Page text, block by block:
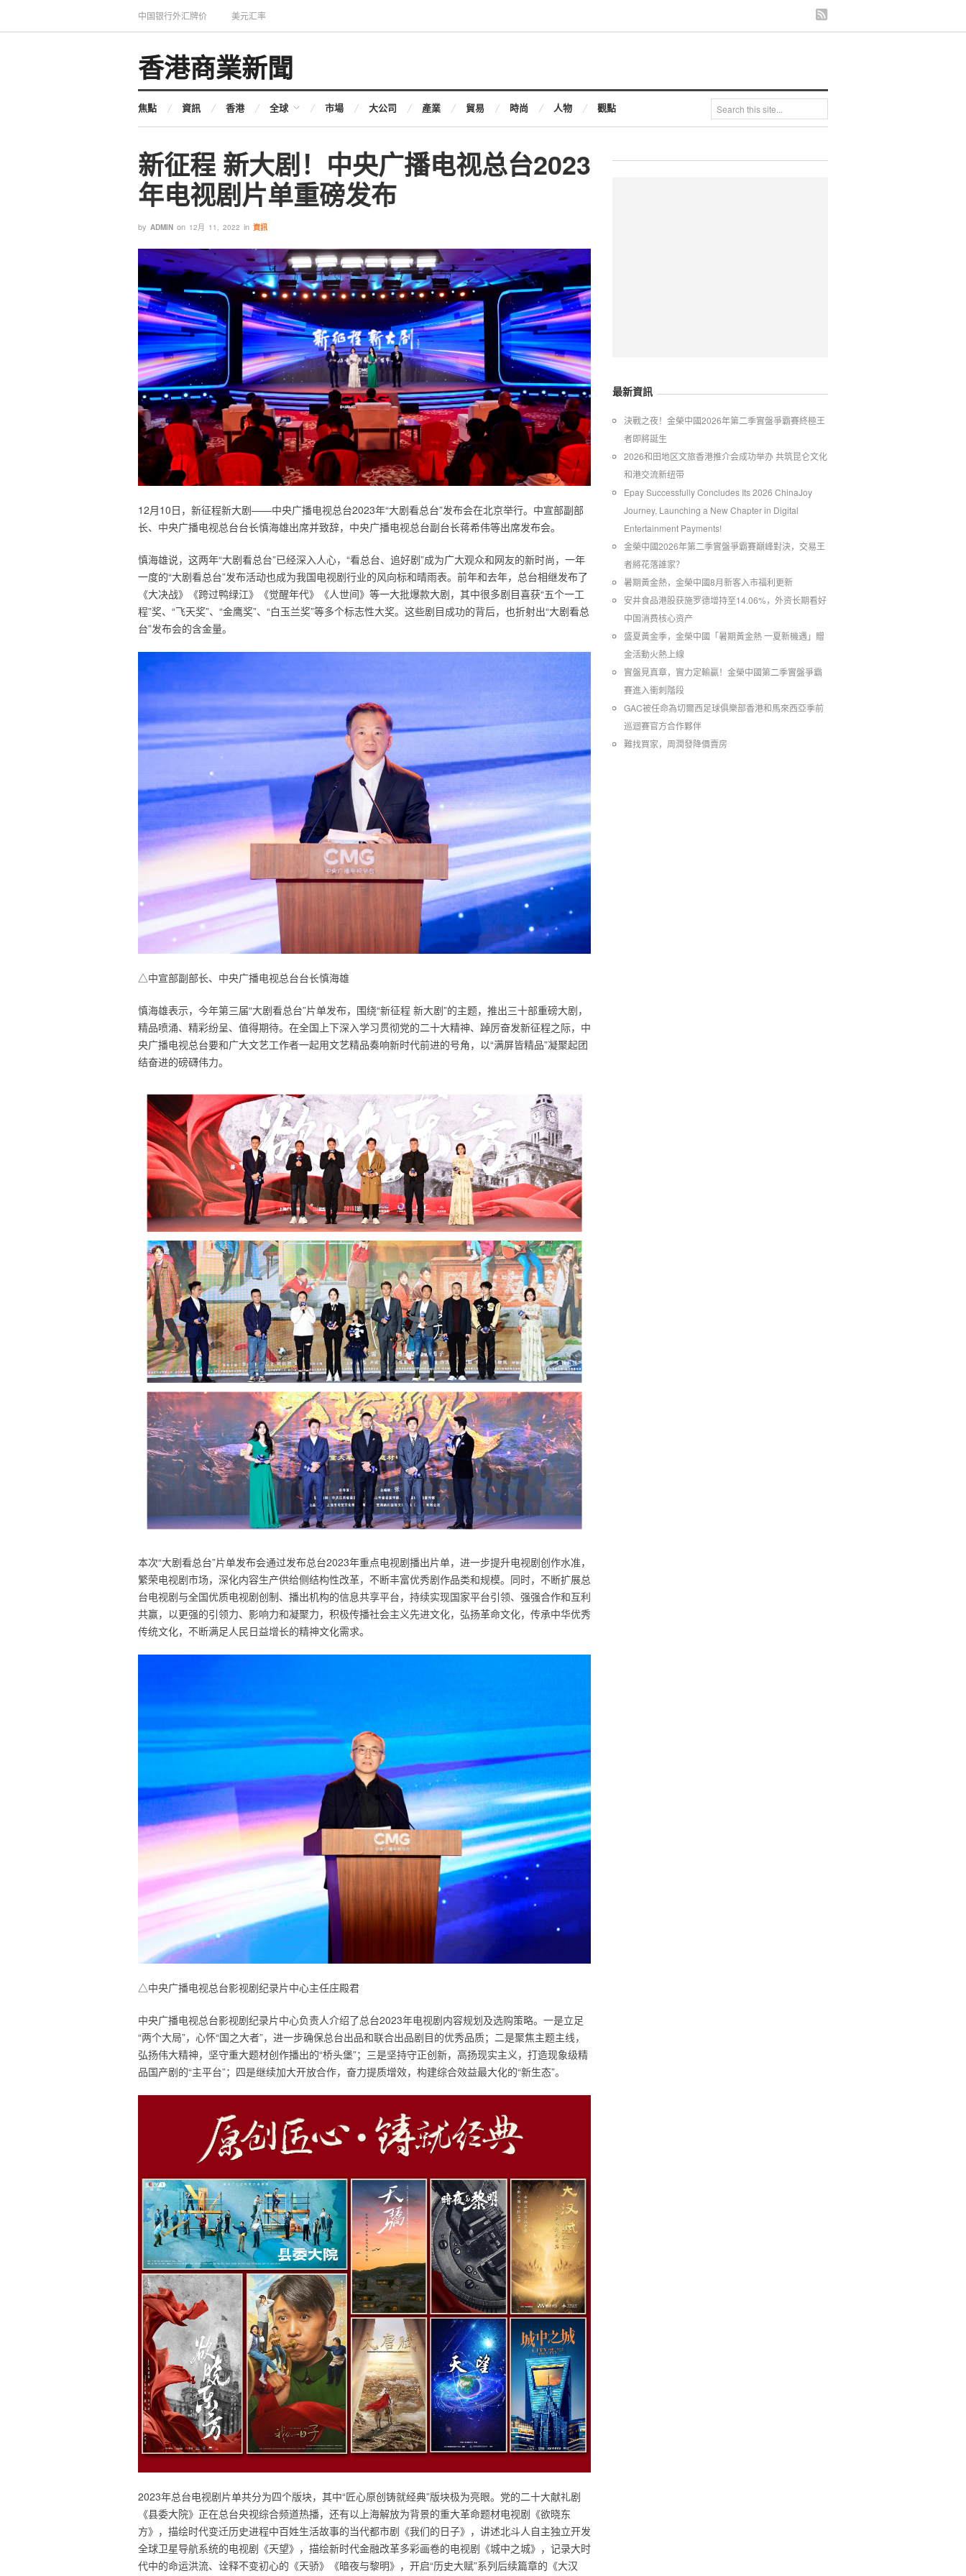
中国银行外汇牌价 美元汇率
香港商業新聞
焦點 資訊 香港 全球 市場 大公司 產業 貿易 時尚 人物 觀點
新征程 新大剧！中央广播电视总台2023
年电视剧片单重磅发布
by ADMIN on 12月 11, 2022 in 資訊
12月10日，新征程新大剧——中央广播电视总台2023年“大剧看总台”发布会在北京举行。中宣部副部
长、中央广播电视总台台长慎海雄出席并致辞，中央广播电视总台副台长蒋希伟等出席发布会。
慎海雄说，这两年“大剧看总台”已经深入人心，“看总台、追好剧”成为广大观众和网友的新时尚，一年
一度的“大剧看总台”发布活动也成为我国电视剧行业的风向标和晴雨表。前年和去年，总台相继发布了
《大决战》《跨过鸭绿江》《觉醒年代》《人世间》等一大批爆款大剧，其中很多剧目喜获“五个一工
程”奖、“飞天奖”、“金鹰奖”、“白玉兰奖”等多个标志性大奖。这些剧目成功的背后，也折射出“大剧看总
台”发布会的含金量。
△中宣部副部长、中央广播电视总台台长慎海雄
慎海雄表示，今年第三届“大剧看总台”片单发布，围绕“新征程 新大剧”的主题，推出三十部重磅大剧，
精品喷涌、精彩纷呈、值得期待。在全国上下深入学习贯彻党的二十大精神、踔厉奋发新征程之际，中
央广播电视总台要和广大文艺工作者一起用文艺精品奏响新时代前进的号角，以“满屏皆精品”凝聚起团
结奋进的磅礴伟力。
本次“大剧看总台”片单发布会通过发布总台2023年重点电视剧播出片单，进一步提升电视剧创作水准，
繁荣电视剧市场，深化内容生产供给侧结构性改革，不断丰富优秀剧作品类和规模。同时，不断扩展总
台电视剧与全国优质电视剧创制、播出机构的信息共享平台，持续实现国家平台引领、强强合作和互利
共赢，以更强的引领力、影响力和凝聚力，积极传播社会主义先进文化，弘扬革命文化，传承中华优秀
传统文化，不断满足人民日益增长的精神文化需求。
△中央广播电视总台影视剧纪录片中心主任庄殿君
中央广播电视总台影视剧纪录片中心负责人介绍了总台2023年电视剧内容规划及选购策略。一是立足
“两个大局”，心怀“国之大者”，进一步确保总台出品和联合出品剧目的优秀品质；二是聚焦主题主线，
弘扬伟大精神，坚守重大题材创作播出的“桥头堡”；三是坚持守正创新，高扬现实主义，打造现象级精
品国产剧的“主平台”；四是继续加大开放合作，奋力提质增效，构建综合效益最大化的“新生态”。
2023年总台电视剧片单共分为四个版块，其中“匠心原创铸就经典”版块极为亮眼。党的二十大献礼剧
《县委大院》正在总台央视综合频道热播，还有以上海解放为背景的重大革命题材电视剧《欲晓东
方》，描绘时代变迁历史进程中百姓生活故事的当代都市剧《我们的日子》，讲述北斗人自主独立开发
全球卫星导航系统的电视剧《天望》，描绘新时代金融改革多彩画卷的电视剧《城中之城》，记录大时
代中的命运洪流、诠释不变初心的《天骄》《暗夜与黎明》，开启“历史大赋”系列后续篇章的《大汉
最新資訊
​決戰之夜！金榮中國2026年第二季實盤爭霸賽終極王
者即將誕生
2026和田地区文旅香港推介会成功举办 共筑昆仑文化
和港交流新纽带
Epay Successfully Concludes Its 2026 ChinaJoy
Journey, Launching a New Chapter in Digital
Entertainment Payments!
金榮中國2026年第二季實盤爭霸賽巔峰對決，交易王
者將花落誰家？
暑期黃金熱，金榮中國8月新客入市福利更新
安井食品港股获施罗德增持至14.06%，外资长期看好
中国消费核心资产
​盛夏黃金季，金榮中國「暑期黃金熱 一夏新機遇」贈
金活動火熱上線
實盤見真章，實力定輸贏！金榮中國第二季實盤爭霸
賽進入衝刺階段
GAC被任命為切爾西足球俱樂部香港和馬來西亞季前
巡迴賽官方合作夥伴
難找買家，周潤發降價賣房